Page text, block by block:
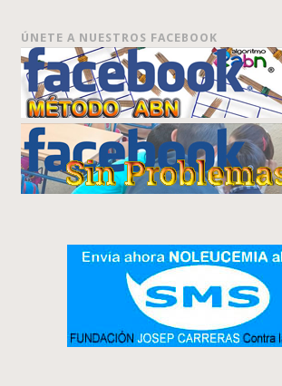
ÚNETE A NUESTROS FACEBOOK